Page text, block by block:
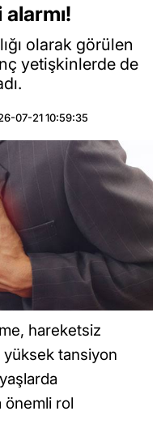
olarak görülen
yetişkinlerde de
07-21 10:59:35
hareketsiz
tansiyon
önemli rol